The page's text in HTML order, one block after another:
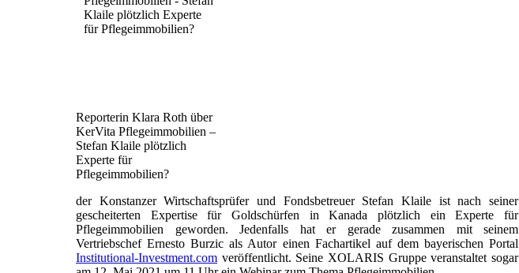
Reporterin Klara Roth über
KerVita Pflegeimmobilien –
Stefan Klaile plötzlich
Experte für
Pflegeimmobilien?
der Konstanzer Wirtschaftsprüfer und Fondsbetreuer Stefan Klaile ist nach seiner
gescheiterten Expertise für Goldschürfen in Kanada plötzlich ein Experte für
Pflegeimmobilien geworden. Jedenfalls hat er gerade zusammen mit seinem
Vertriebschef Ernesto Burzic als Autor einen Fachartikel auf dem bayerischen Portal
Institutional-Investment.com veröffentlicht. Seine XOLARIS Gruppe veranstaltet sogar